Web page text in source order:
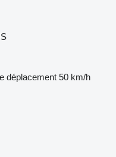
déplacement 50 km/h